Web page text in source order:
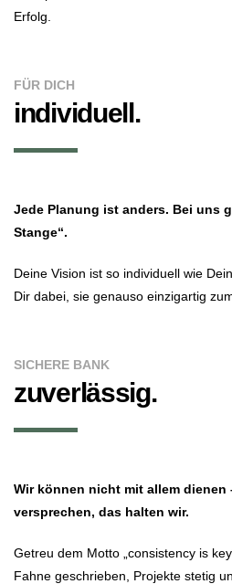
Erfolg.
FÜR DICH
individuell.
Jede Planung ist anders. Bei uns
Stange“.
Deine Vision ist so individuell wie
Dir dabei, sie genauso einzigartig
SICHERE BANK
zuverlässig.
Wir können nicht mit allem dienen
versprechen, das halten wir.
Getreu dem Motto „consistency is
Fahne geschrieben, Projekte stetig